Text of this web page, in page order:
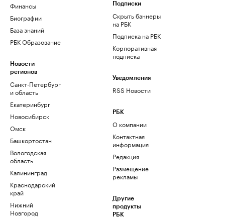
Финансы
Биографии
База знаний
РБК Образование
Новости
регионов
Санкт-Петербург
и область
Екатеринбург
Новосибирск
Омск
Башкортостан
Вологодская
область
Калининград
Краснодарский
край
Нижний
Новгород
Подписки
Скрыть баннеры
на РБК
Подписка на РБК
Корпоративная
подписка
Уведомления
RSS Новости
РБК
О компании
Контактная
информация
Редакция
Размещение
рекламы
Другие
продукты
РБК